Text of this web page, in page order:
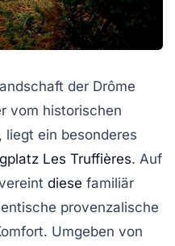
der Drôme
vom historischen
liegt ein besonderes
Les Truffières. Auf
diese familiär
provenzalische
Umgeben von